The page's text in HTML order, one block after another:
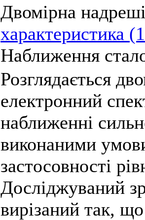
Двомірна
характеристика
Наближення
Розглядається
електронний
наближенні
виконаними
застосовності
Досліджуваний
вирізаний так,